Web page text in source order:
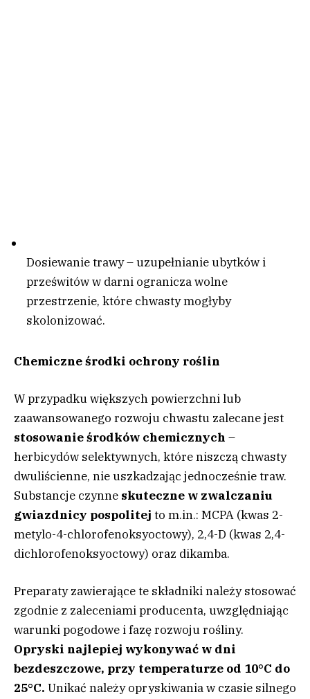
Dosiewanie trawy – uzupełnianie ubytków i
prześwitów w darni ogranicza wolne
przestrzenie, które chwasty mogłyby
skolonizować.
Chemiczne środki ochrony roślin
W przypadku większych powierzchni lub
zaawansowanego rozwoju chwastu zalecane jest
stosowanie środków chemicznych –
herbicydów selektywnych, które niszczą chwasty
dwuliścienne, nie uszkadzając jednocześnie traw.
Substancje czynne skuteczne w zwalczaniu
gwiazdnicy pospolitej to m.in.: MCPA (kwas 2-
metylo-4-chlorofenoksyoctowy), 2,4-D (kwas 2,4-
dichlorofenoksyoctowy) oraz dikamba.
Preparaty zawierające te składniki należy stosować
zgodnie z zaleceniami producenta, uwzględniając
warunki pogodowe i fazę rozwoju rośliny.
Opryski najlepiej wykonywać w dni
bezdeszczowe, przy temperaturze od 10°C do
25°C. Unikać należy opryskiwania w czasie silnego